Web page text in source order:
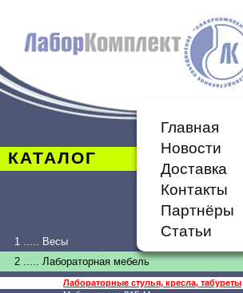
КАТАЛОГ
Главная
Новости
Доставка
Контакты
Партнёры
Статьи
1 ..... Весы
2 ..... Лабораторная мебель
Лабораторные стулья, кресла, табуреты